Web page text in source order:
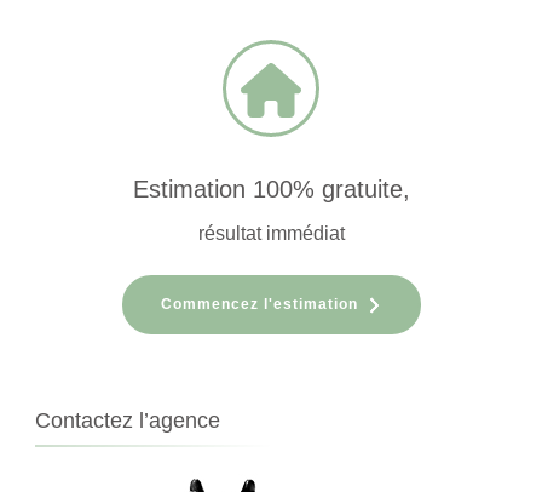
Estimation 100% gratuite,
résultat immédiat
Commencez l'estimation
Contactez l’agence